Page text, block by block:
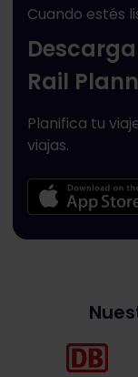
Cuando estés
Rail
Planifica tu
viajas.